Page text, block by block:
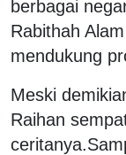
berbagai
Rabithah
mendukung
Meski
Raihan
ceritanya.